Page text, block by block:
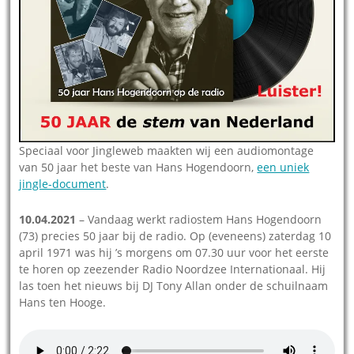
Speciaal voor Jingleweb maakten wij een audiomontage
van 50 jaar het beste van Hans Hogendoorn,een uniek
jingle-document.
10.04.2021 – Vandaag werkt radiostem Hans Hogendoorn
(73) precies 50 jaar bij de radio. Op (eveneens) zaterdag 10
april 1971 was hij ’s morgens om 07.30 uur voor het eerste
te horen op zeezender Radio Noordzee Internationaal. Hij
las toen het nieuws bij DJ Tony Allan onder de schuilnaam
Hans ten Hooge.